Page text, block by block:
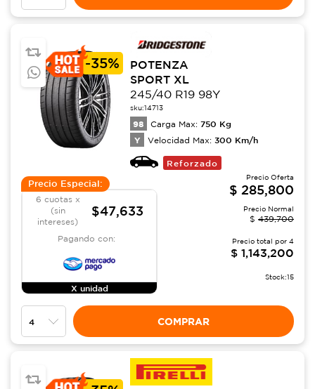
-35%
POTENZA
SPORT XL
245/40 R19 98Y
sku:14713
98 Carga Max: 750 Kg
Y Velocidad Max: 300 Km/h
Reforzado
Precio Especial:
6 cuotas x
(sin
intereses)
$47,633
Pagando con:
X unidad
Precio Oferta
$ 285,800
Precio Normal
$ 439,700
Precio total por 4
$ 1,143,200
Stock:15
COMPRAR